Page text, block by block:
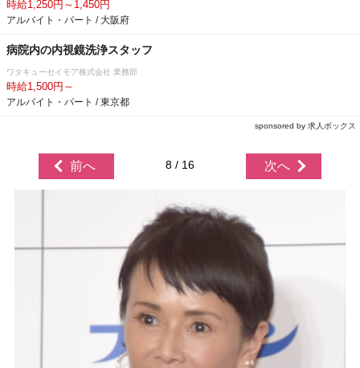
時給1,250円～1,450円
アルバイト・パート / 大阪府
病院内の内視鏡洗浄スタッフ
ワタキューセイモア株式会社 業務部
時給1,500円～
アルバイト・パート / 東京都
sponsored by 求人ボックス
前へ 8 / 16 次へ